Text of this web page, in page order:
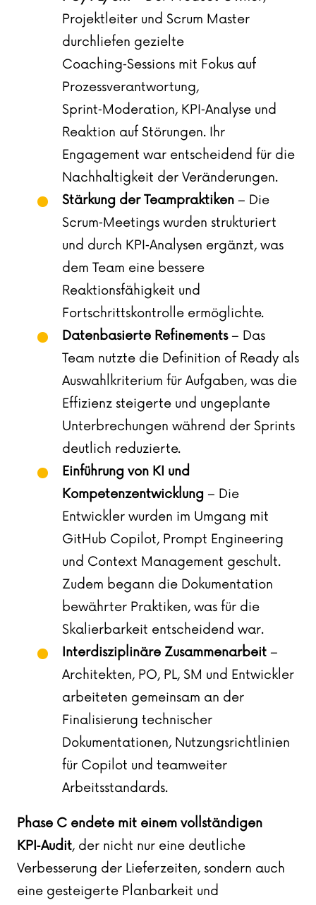
Projektleiter und Scrum Master
durchliefen gezielte
Coaching‑Sessions mit Fokus auf
Prozessverantwortung,
Sprint‑Moderation, KPI‑Analyse und
Reaktion auf Störungen. Ihr
Engagement war entscheidend für die
Nachhaltigkeit der Veränderungen.
Stärkung der Teampraktiken – Die
Scrum‑Meetings wurden strukturiert
und durch KPI‑Analysen ergänzt, was
dem Team eine bessere
Reaktionsfähigkeit und
Fortschrittskontrolle ermöglichte.
Datenbasierte Refinements– Das
Team nutzte die Definition of Ready als
Auswahlkriterium für Aufgaben, was die
Effizienz steigerte und ungeplante
Unterbrechungen während der Sprints
deutlich reduzierte.
Einführung von KI und
Kompetenzentwicklung – Die
Entwickler wurden im Umgang mit
GitHub Copilot, Prompt Engineering
und Context Management geschult.
Zudem begann die Dokumentation
bewährter Praktiken, was für die
Skalierbarkeit entscheidend war.
Interdisziplinäre Zusammenarbeit –
Architekten, PO, PL, SM und Entwickler
arbeiteten gemeinsam an der
Finalisierung technischer
Dokumentationen, Nutzungsrichtlinien
für Copilot und teamweiter
Arbeitsstandards.
Phase C endete mit einem vollständigen
KPI‑Audit, der nicht nur eine deutliche
Verbesserung der Lieferzeiten, sondern auch
eine gesteigerte Planbarkeit und